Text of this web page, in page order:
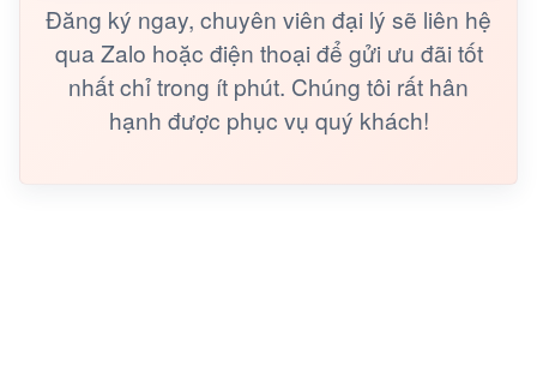
Đăng ký ngay, chuyên viên đại lý sẽ liên hệ
qua Zalo hoặc điện thoại để gửi ưu đãi tốt
nhất chỉ trong ít phút. Chúng tôi rất hân
hạnh được phục vụ quý khách!